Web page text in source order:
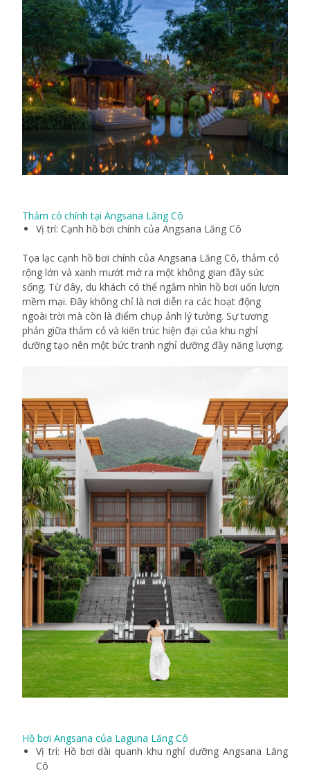
Thảm cỏ chính tại Angsana Lăng Cô
Vị trí: Cạnh hồ bơi chính của Angsana Lăng Cô
Tọa lạc cạnh hồ bơi chính của Angsana Lăng Cô, thảm cỏ
rộng lớn và xanh mướt mở ra một không gian đầy sức
sống. Từ đây, du khách có thể ngắm nhìn hồ bơi uốn lượn
mềm mại. Đây không chỉ là nơi diễn ra các hoạt động
ngoài trời mà còn là điểm chụp ảnh lý tưởng. Sự tương
phản giữa thảm cỏ và kiến trúc hiện đại của khu nghỉ
dưỡng tạo nên một bức tranh nghỉ dưỡng đầy năng lượng.
Hồ bơi Angsana của Laguna Lăng Cô
Vị trí: Hồ bơi dài quanh khu nghỉ dưỡng Angsana Lăng
Cô